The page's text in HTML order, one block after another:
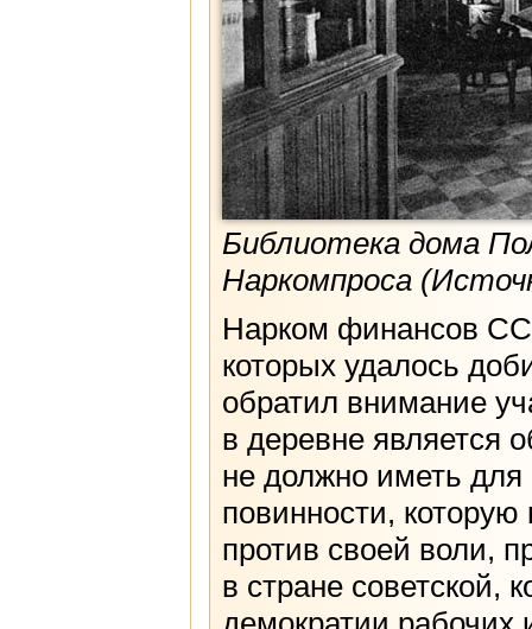
Библиотека дома
Наркомпроса
Нарком финансов
которых удалось
обратил внимание
в деревне является
не должно иметь для
повинности, которую
против своей воли,
в стране советской,